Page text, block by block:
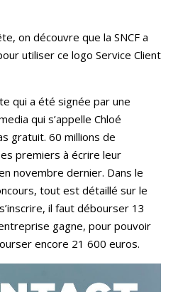
on découvre que la SNCF a
utiliser ce logo Service Client
qui a été signée par une
qui s’appelle Chloé
gratuit. 60 millions de
premiers à écrire leur
novembre dernier. Dans le
tout est détaillé sur le
il faut débourser 13
gagne, pour pouvoir
encore 21 600 euros.